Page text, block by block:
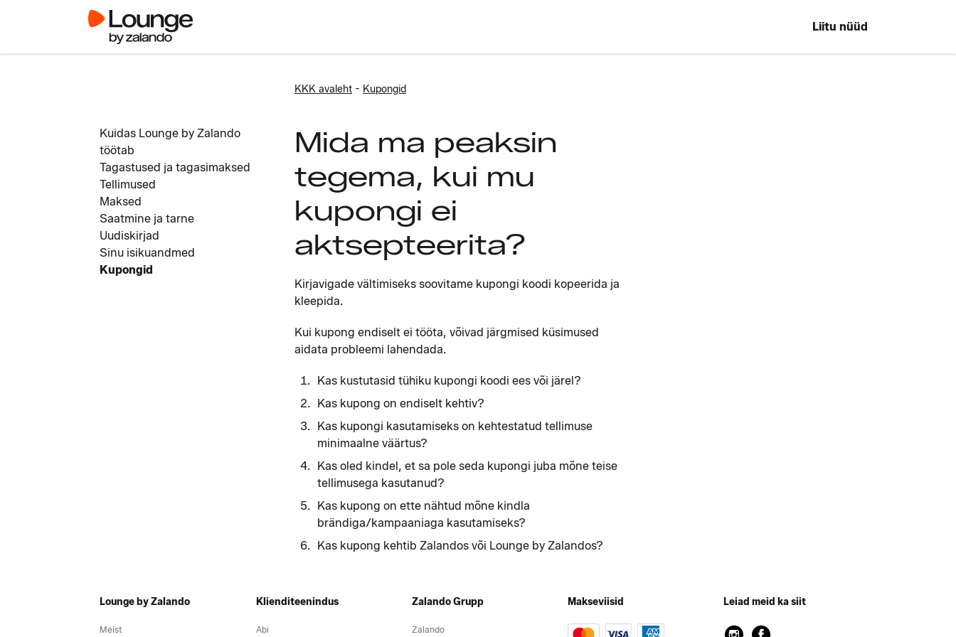
Liitu nüüd
KKK avaleht - Kupongid
Kuidas Lounge by Zalando
töötab
Tagastused ja tagasimaksed
Tellimused
Maksed
Saatmine ja tarne
Uudiskirjad
Sinu isikuandmed
Kupongid
Mida ma peaksin
tegema, kui mu
kupongi ei
aktsepteerita?
Kirjavigade vältimiseks soovitame kupongi koodi kopeerida ja
kleepida.
Kui kupong endiselt ei tööta, võivad järgmised küsimused
aidata probleemi lahendada.
Kas kustutasid tühiku kupongi koodi ees või järel?
Kas kupong on endiselt kehtiv?
Kas kupongi kasutamiseks on kehtestatud tellimuse
minimaalne väärtus?
Kas oled kindel, et sa pole seda kupongi juba mõne teise
tellimusega kasutanud?
Kas kupong on ette nähtud mõne kindla
brändiga/kampaaniaga kasutamiseks?
Kas kupong kehtib Zalandos või Lounge by Zalandos?
Lounge by Zalando
Meist
Klienditeenindus
Abi
Zalando Grupp
Zalando
Makseviisid Leiad meid ka siit